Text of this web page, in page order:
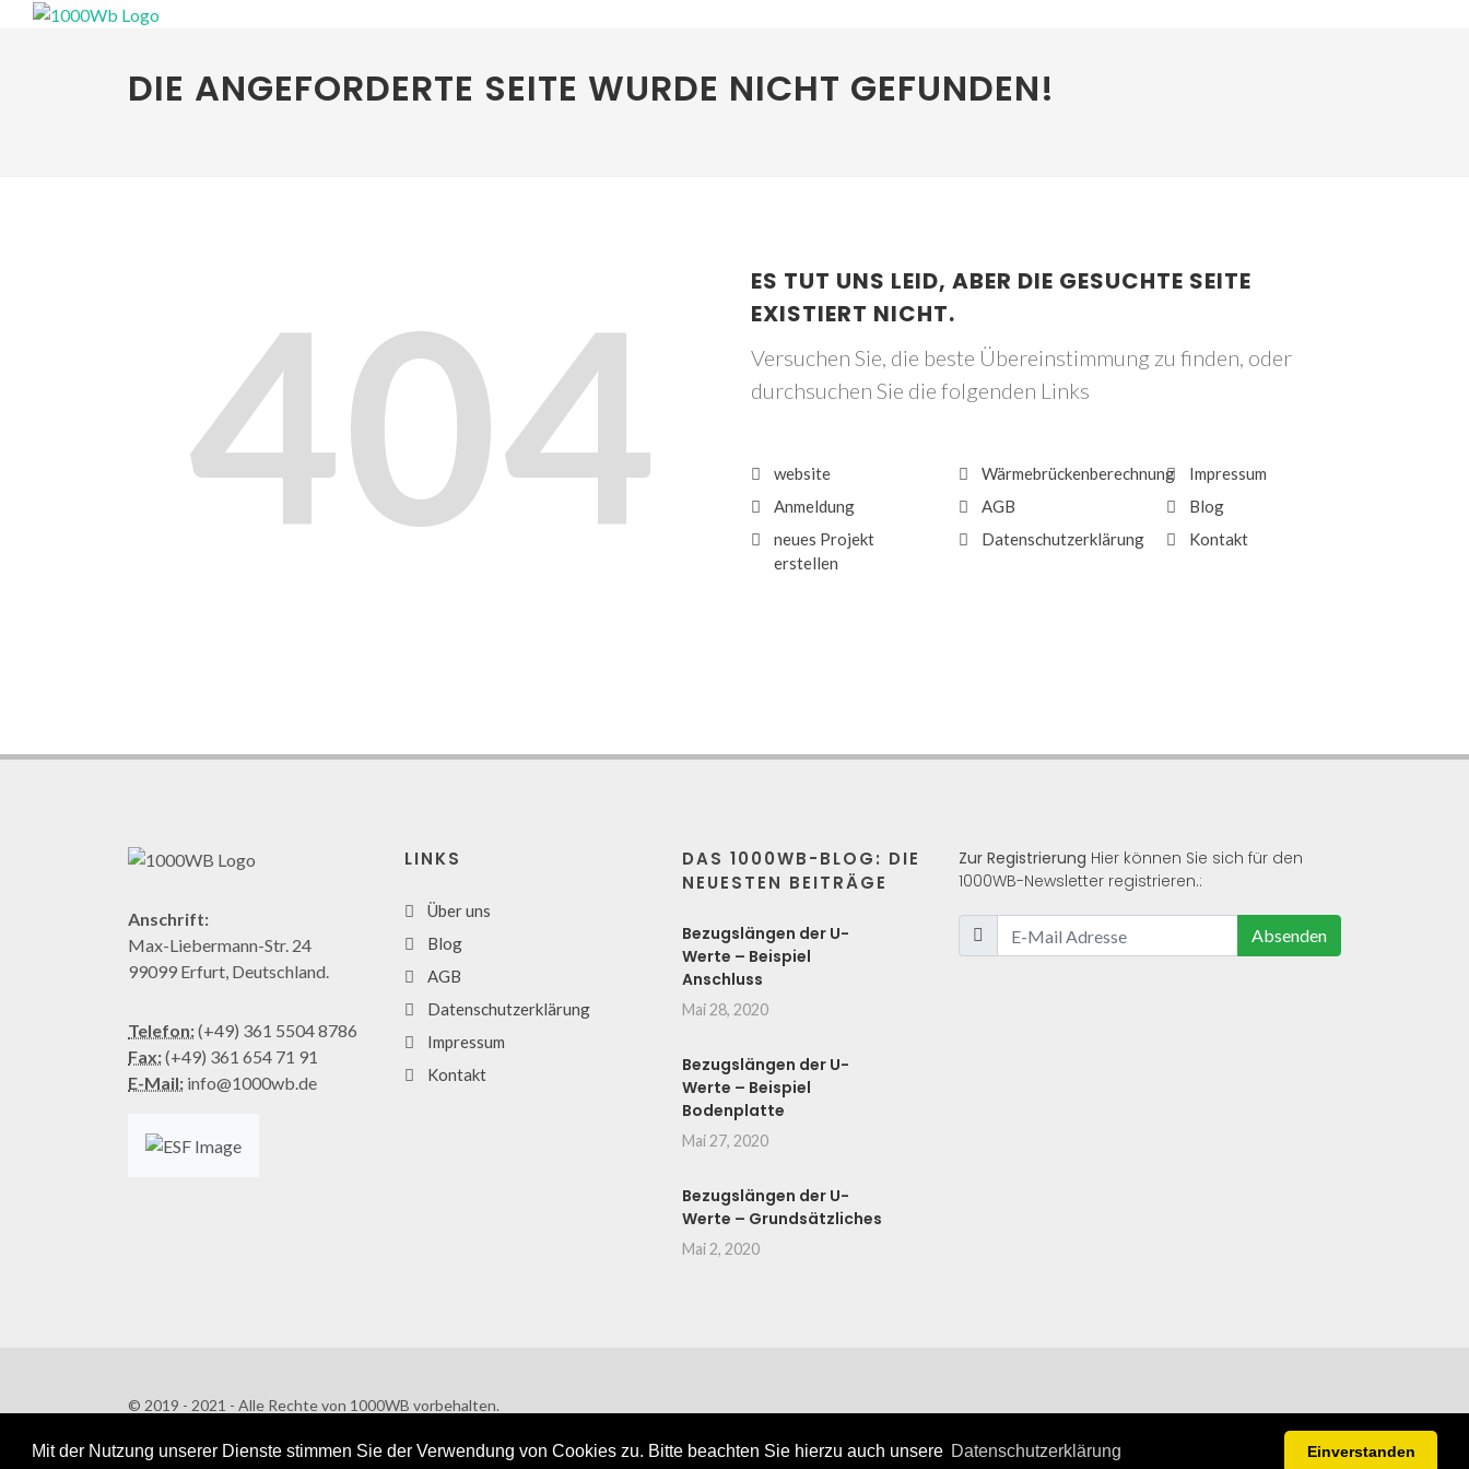
Mit der Nutzung unserer Dienste stimmen Sie der Verwendung von Cookies zu. Bitte beachten Sie hierzu auch unsere Datenschutzerklärung Einverstanden
DIE ANGEFORDERTE SEITE WURDE NICHT GEFUNDEN!
404
ES TUT UNS LEID, ABER DIE GESUCHTE SEITE
EXISTIERT NICHT.
Versuchen Sie, die beste Übereinstimmung zu finden, oder
durchsuchen Sie die folgenden Links
website
Anmeldung
neues Projekt
erstellen
Wärmebrückenberechnung
AGB
Datenschutzerklärung
Impressum
Blog
Kontakt
Anschrift:
Max-Liebermann-Str. 24
99099 Erfurt, Deutschland.
Telefon:(+49) 361 5504 8786
Fax:(+49) 361 654 71 91
E-Mail: info@1000wb.de
LINKS
Über uns
Blog
AGB
Datenschutzerklärung
Impressum
Kontakt
DAS 1000WB-BLOG: DIE
NEUESTEN BEITRÄGE
Bezugslängen der U-
Werte – Beispiel
Anschluss
Mai 28, 2020
Bezugslängen der U-
Werte – Beispiel
Bodenplatte
Mai 27, 2020
Bezugslängen der U-
Werte – Grundsätzliches
Mai 2, 2020
Zur Registrierung Hier können Sie sich für den
1000WB-Newsletter registrieren.:
Absenden
© 2019 - 2021 - Alle Rechte von 1000WB vorbehalten.